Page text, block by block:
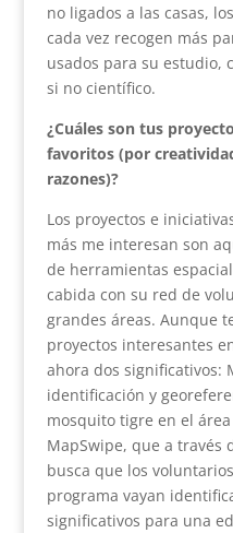
no ligados a las casas,
cada vez recogen más
usados para su estudio,
si no científico.
¿Cuáles son tus
favoritos (por
razones)?
Los proyectos e
más me interesan son
de herramientas
cabida con su red de
grandes áreas. Aunque
proyectos interesantes
ahora dos significativos:
identificación y
mosquito tigre en el
MapSwipe, que a través
busca que los
programa vayan
significativos para una